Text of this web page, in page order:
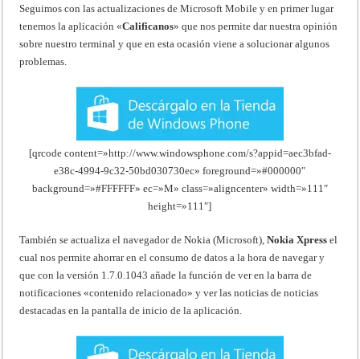
Seguimos con las actualizaciones de Microsoft Mobile y en primer lugar
tenemos la aplicación «Calificanos» que nos permite dar nuestra opinión
sobre nuestro terminal y que en esta ocasión viene a solucionar algunos
problemas.
[qrcode content=»http://www.windowsphone.com/s?appid=aec3bfad-
e38c-4994-9c32-50bd030730ec» foreground=»#000000″
background=»#FFFFFF» ec=»M» class=»aligncenter» width=»111″
height=»111″]
También se actualiza el navegador de Nokia (Microsoft),Nokia Xpress el
cual nos permite ahorrar en el consumo de datos a la hora de navegar y
que con la versión 1.7.0.1043 añade la función de ver en la barra de
notificaciones «contenido relacionado» y ver las noticias de noticias
destacadas en la pantalla de inicio de la aplicación.